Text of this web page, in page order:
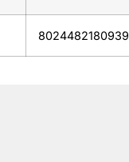
8024482180939